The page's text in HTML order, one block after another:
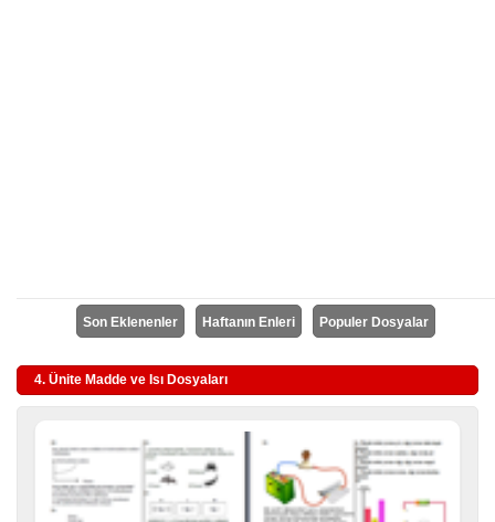
Son Eklenenler Haftanın Enleri Populer Dosyalar
4. Ünite Madde ve Isı Dosyaları